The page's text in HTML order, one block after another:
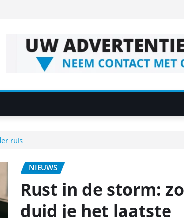
ruis
NIEUWS
Rust in de storm: zo
duid je het laatste